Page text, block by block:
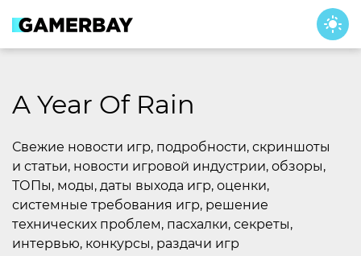
content
A Year Of Rain
Свежие новости игр, подробности, скриншоты
и статьи, новости игровой индустрии, обзоры,
ТОПы, моды, даты выхода игр, оценки,
системные требования игр, решение
технических проблем, пасхалки, секреты,
интервью, конкурсы, раздачи игр